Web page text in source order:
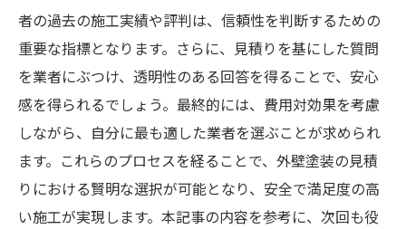
者の過去の施工実績や評判は、信頼性を判断するための
重要な指標となります。さらに、見積りを基にした質問
を業者にぶつけ、透明性のある回答を得ることで、安心
感を得られるでしょう。最終的には、費用対効果を考慮
しながら、自分に最も適した業者を選ぶことが求められ
ます。これらのプロセスを経ることで、外壁塗装の見積
りにおける賢明な選択が可能となり、安全で満足度の高
い施工が実現します。本記事の内容を参考に、次回も役